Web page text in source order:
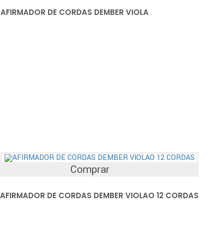
AFIRMADOR DE CORDAS DEMBER VIOLA
Comprar
AFIRMADOR DE CORDAS DEMBER VIOLAO 12 CORDAS